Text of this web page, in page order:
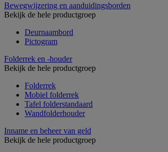
Bewegwijzering en aanduidingsborden
Bekijk de hele productgroep
Deurnaambord
Pictogram
Folderrek en -houder
Bekijk de hele productgroep
Folderrek
Mobiel folderrek
Tafel folderstandaard
Wandfolderhouder
Inname en beheer van geld
Bekijk de hele productgroep